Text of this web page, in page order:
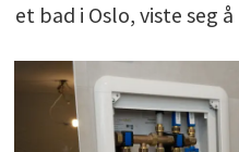
et bad i Oslo, viste seg